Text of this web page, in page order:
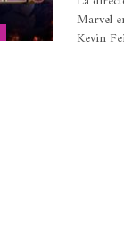
Marvel
Kevin